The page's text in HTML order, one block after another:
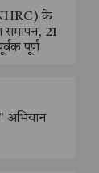
के
समापन, 21
पूर्ण
अभियान